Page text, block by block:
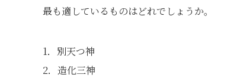
最も適しているものはどれでしょうか。
1．別天つ神
2．造化三神